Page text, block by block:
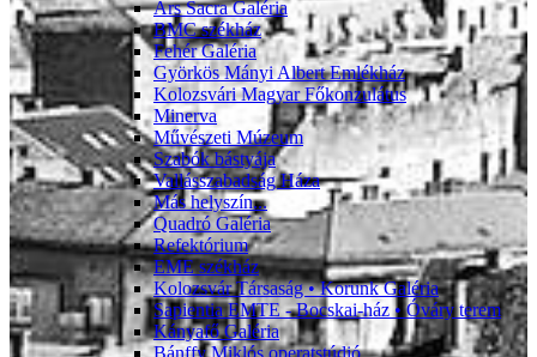
Ars Sacra Galéria
BMC székház
Fehér Galéria
Györkös Mányi Albert Emlékház
Kolozsvári Magyar Főkonzulátus
Minerva
Művészeti Múzeum
Szabók bástyája
Vallásszabadság Háza
Más helyszín...
Quadró Galéria
Refektórium
EME székház
Kolozsvár Társaság • Korunk Galéria
Sapientia EMTE - Bocskai-ház • Óváry terem
Kányafő Galéria
Bánffy Miklós operatstúdió